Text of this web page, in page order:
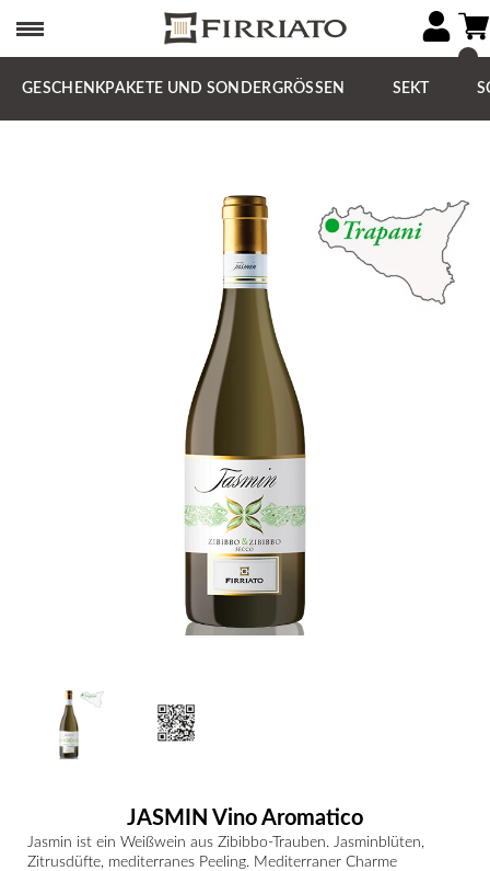
GESCHENKPAKETE UND SONDERGRÖSSEN SEKT
JASMIN Vino Aromatico
Jasmin ist ein Weißwein aus Zibibbo-Trauben. Jasminblüten,
Zitrusdüfte, mediterranes Peeling. Mediterraner Charme